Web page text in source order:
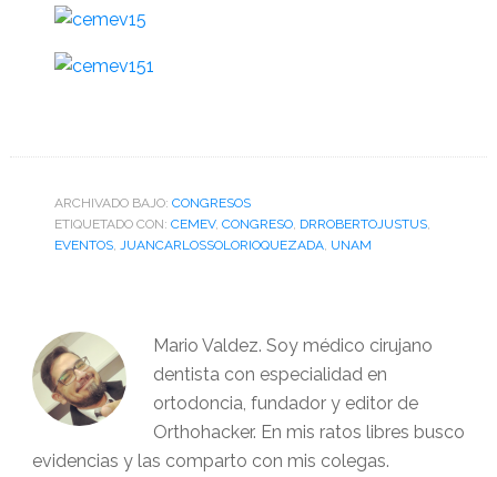
ARCHIVADO BAJO: CONGRESOS
ETIQUETADO CON: CEMEV, CONGRESO, DRROBERTOJUSTUS,
EVENTOS, JUANCARLOSSOLORIOQUEZADA, UNAM
Mario Valdez. Soy médico cirujano
dentista con especialidad en
ortodoncia, fundador y editor de
Orthohacker. En mis ratos libres busco
evidencias y las comparto con mis colegas.